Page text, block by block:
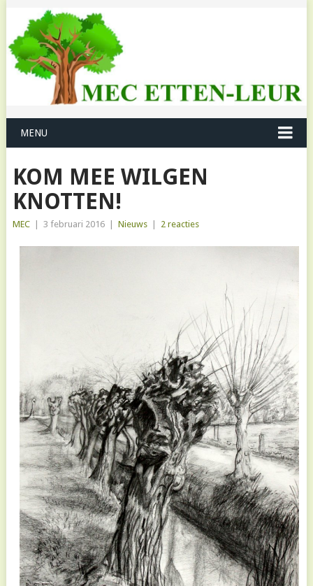
MENU
KOM MEE WILGEN
KNOTTEN!
MEC 3 februari 2016 Nieuws 2 reacties